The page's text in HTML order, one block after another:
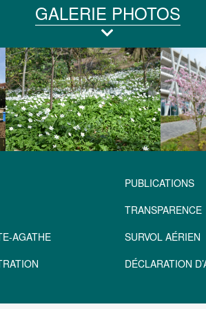
GALERIE PHOTOS
AGATHE
PUBLICATIONS
TRANSPARENCE
SURVOL AÉRIEN
DÉCLARATION